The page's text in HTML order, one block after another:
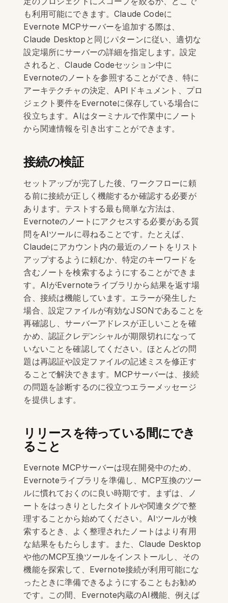
も利用可能にできます。Claude Codeに
Evernote MCPサーバーを追加する際は、
Claude Desktopと同じパターンに従い、適切な
設定場所にサーバーの詳細を指定します。設定
されると、Claude Codeセッション中に
Evernoteのノートを参照することができ、特に
アーキテクチャの決定、APIドキュメント、プロ
ジェクト要件をEvernoteに保存している場合に
役立ちます。AIはターミナルで作業中にノート
から関連情報を引き出すことができます。
接続の検証
セットアップが完了した後、ワークフローに頼
る前に接続が正しく機能するか確認する必要が
あります。テストする最も簡単な方法は、
Evernoteのノートにアクセスする必要がある質
問をAIツールに尋ねることです。たとえば、
Claudeにアカウント内の最近のノートをリスト
アップするように頼むか、特定のキーワードを
含むノートを検索するようにすることができま
す。AIがEvernoteライブラリから結果を返す場
合、接続は機能しています。エラーが発生した
場合、設定ファイルが有効なJSONであることを
再確認し、サーバーアドレスが正しいことを確
かめ、認証クレデンシャルが期限切れになって
いないことを確認してください。ほとんどの問
題は再認証や設定ファイルの記述ミスを修正す
ることで解決できます。MCPサーバーは、接続
の問題を診断するのに役立つエラーメッセージ
を提供します。
リリースを待っている間にでき
ること
Evernote MCPサーバーは現在開発中のため、
Evernoteライブラリを準備し、MCP互換のツー
ルに慣れておくのに良い時期です。まずは、ノ
ートをはっきりとしたタイトルや関連タグで整
理することから始めてください。AIツールが検
索するとき、よく整理されたノートはより有用
な結果をもたらします。また、Claude Desktop
や他のMCP互換ツールをインストールし、その
機能を探索して、Evernote接続が利用可能にな
ったときに準備できるようにすることもお勧め
です。この間、Evernote内蔵のAI機能、例えば